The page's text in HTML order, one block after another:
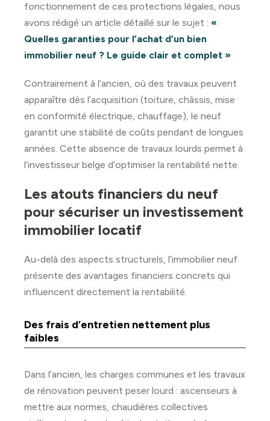
fonctionnement de ces protections légales, nous
avons rédigé un article détaillé sur le sujet : «
Quelles garanties pour l’achat d’un bien
immobilier neuf ? Le guide clair et complet »
Contrairement à l’ancien, où des travaux peuvent
apparaître dès l’acquisition (toiture, châssis, mise
en conformité électrique, chauffage), le neuf
garantit une stabilité de coûts pendant de longues
années. Cette absence de travaux lourds permet à
l’investisseur belge d’optimiser la rentabilité nette.
Les atouts financiers du neuf
pour sécuriser un investissement
immobilier locatif
Au-delà des aspects structurels, l’immobilier neuf
présente des avantages financiers concrets qui
influencent directement la rentabilité.
Des frais d’entretien nettement plus
faibles
Dans l’ancien, les charges communes et les travaux
de rénovation peuvent peser lourd : ascenseurs à
mettre aux normes, chaudières collectives